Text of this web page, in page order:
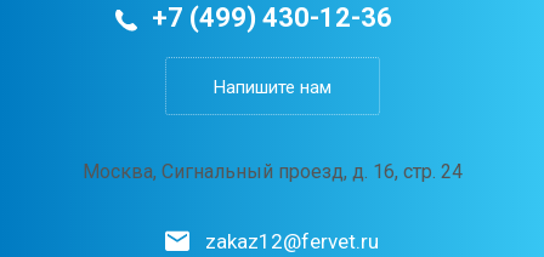
+7 (499) 430-12-36
Напишите нам
Москва, Сигнальный проезд, д. 16, стр. 24
zakaz12@fervet.ru